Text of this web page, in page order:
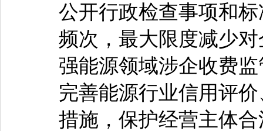
公开行政检查事项和
频次，最大限度减少
强能源领域涉企收费
完善能源行业信用评
措施，保护经营主体